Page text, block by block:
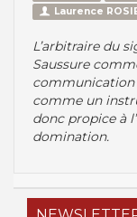
Laurence
L’arbitraire du
Saussure
communication
comme un
donc propice à
domination.